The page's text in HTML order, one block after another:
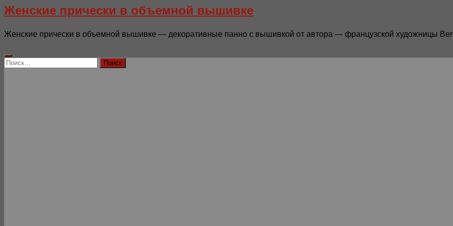
Женские прически в объемной вышивке
Женские прически в объемной вышивке — декоративные панно с вышивкой от автора — французской художницы
Найти: